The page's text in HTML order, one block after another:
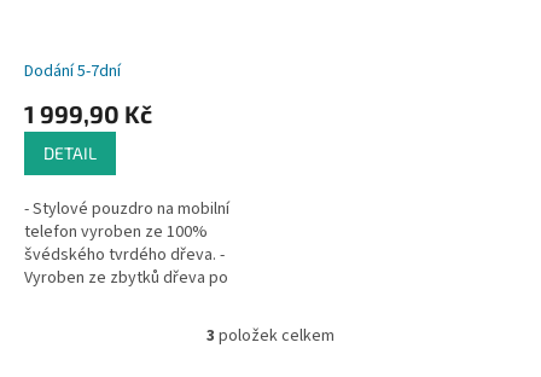
Dodání 5-7dní
1 999,90 Kč
DETAIL
- Stylové pouzdro na mobilní
telefon vyroben ze 100%
švédského tvrdého dřeva. -
Vyroben ze zbytků dřeva po
- Nárazuvzdorné dřevo díky...
O
3 položek celkem